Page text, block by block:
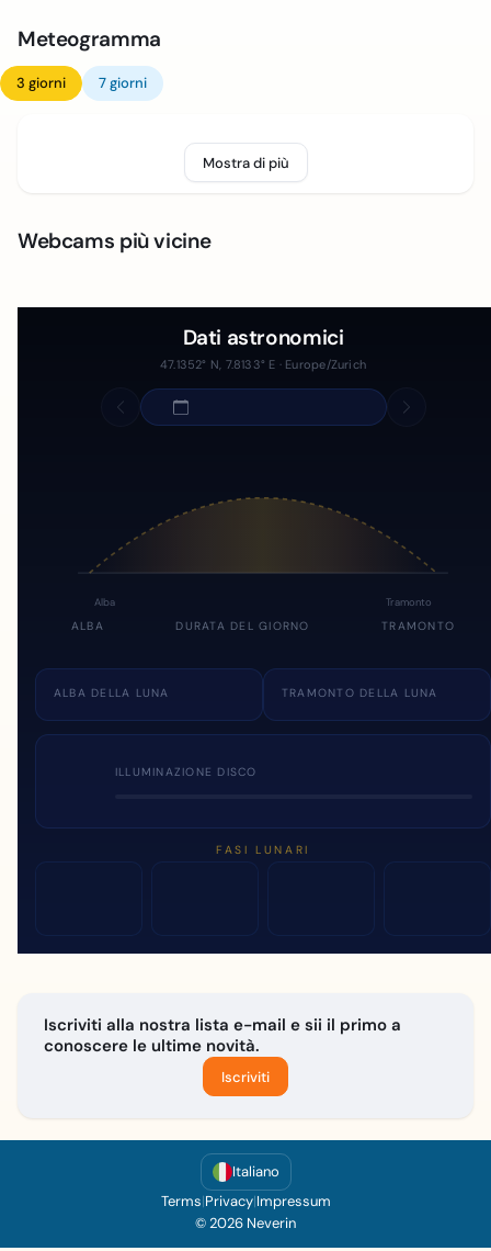
Meteogramma
3 giorni 7 giorni
Mostra di più
Webcams più vicine
Dati astronomici
47.1352° N, 7.8133° E · Europe/Zurich
Alba Tramonto
ALBA DURATA DEL GIORNO TRAMONTO
ALBA DELLA LUNA TRAMONTO DELLA LUNA
ILLUMINAZIONE DISCO
FASI LUNARI
Iscriviti alla nostra lista e-mail e sii il primo a
conoscere le ultime novità.
Iscriviti
Italiano
Terms|Privacy|Impressum
© 2026 Neverin